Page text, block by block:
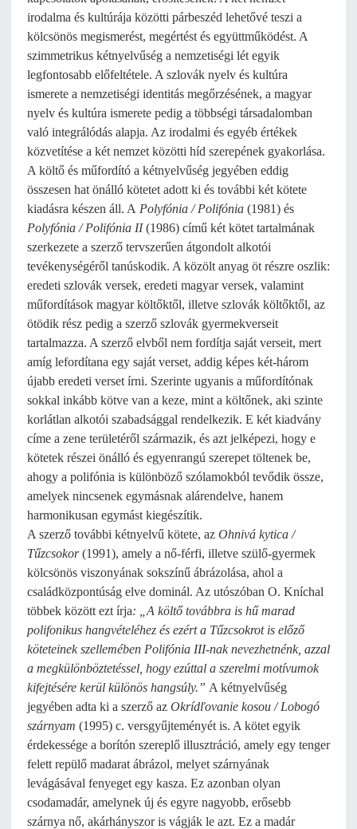
irodalma és kultúrája közötti párbeszéd lehetővé teszi a
kölcsönös megismerést, megértést és együttműködést. A
szimmetrikus kétnyelvűség a nemzetiségi lét egyik
legfontosabb előfeltétele. A szlovák nyelv és kultúra
ismerete a nemzetiségi identitás megőrzésének, a magyar
nyelv és kultúra ismerete pedig a többségi társadalomban
való integrálódás alapja. Az irodalmi és egyéb értékek
közvetítése a két nemzet közötti híd szerepének gyakorlása.
A költő és műfordító a kétnyelvűség jegyében eddig
összesen hat önálló kötetet adott ki és további két kötete
kiadásra készen áll. A Polyfónia / Polifónia (1981) és
Polyfónia / Polifónia II(1986) című két kötet tartalmának
szerkezete a szerző tervszerűen átgondolt alkotói
tevékenységéről tanúskodik. A közölt anyag öt részre oszlik:
eredeti szlovák versek, eredeti magyar versek, valamint
műfordítások magyar költőktől, illetve szlovák költőktől, az
ötödik rész pedig a szerző szlovák gyermekverseit
tartalmazza. A szerző elvből nem fordítja saját verseit, mert
amíg lefordítana egy saját verset, addig képes két-három
újabb eredeti verset írni. Szerinte ugyanis a műfordítónak
sokkal inkább kötve van a keze, mint a költőnek, aki szinte
korlátlan alkotói szabadsággal rendelkezik. E két kiadvány
címe a zene területéről származik, és azt jelképezi, hogy e
kötetek részei önálló és egyenrangú szerepet töltenek be,
ahogy a polifónia is különböző szólamokból tevődik össze,
amelyek nincsenek egymásnak alárendelve, hanem
harmonikusan egymást kiegészítik.
A szerző további kétnyelvű kötete, az Ohnivá kytica /
Tűzcsokor(1991), amely a nő-férfi, illetve szülő-gyermek
kölcsönös viszonyának sokszínű ábrázolása, ahol a
családközpontúság elve dominál. Az utószóban O. Kníchal
többek között ezt írja: „A költő továbbra is hű marad
polifonikus hangvételéhez és ezért a Tűzcsokrot is előző
köteteinek szellemében Polifónia III-nak nevezhetnénk, azzal
a megkülönböztetéssel, hogy ezúttal a szerelmi motívumok
kifejtésére kerül különös hangsúly.” A kétnyelvűség
jegyében adta ki a szerző az Okrídľovanie kosou / Lobogó
szárnyam (1995) c. versgyűjteményét is. A kötet egyik
érdekessége a borítón szereplő illusztráció, amely egy tenger
felett repülő madarat ábrázol, melyet szárnyának
levágásával fenyeget egy kasza. Ez azonban olyan
csodamadár, amelynek új és egyre nagyobb, erősebb
szárnya nő, akárhányszor is vágják le azt. Ez a madár